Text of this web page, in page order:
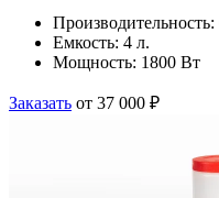
Производительность:
Емкость: 4 л.
Мощность: 1800 Вт
Заказать от 37 000 ₽